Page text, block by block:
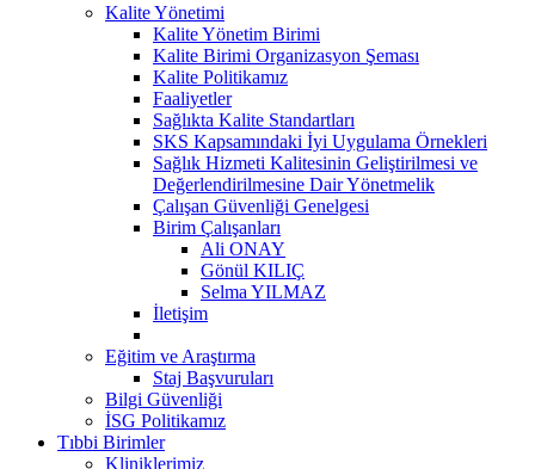
Kalite Yönetimi
Kalite Yönetim Birimi
Kalite Birimi Organizasyon Şeması
Kalite Politikamız
Faaliyetler
Sağlıkta Kalite Standartları
SKS Kapsamındaki İyi Uygulama Örnekleri
Sağlık Hizmeti Kalitesinin Geliştirilmesi ve
Değerlendirilmesine Dair Yönetmelik
Çalışan Güvenliği Genelgesi
Birim Çalışanları
Ali ONAY
Gönül KILIÇ
Selma YILMAZ
İletişim
Eğitim ve Araştırma
Staj Başvuruları
Bilgi Güvenliği
İSG Politikamız
Tıbbi Birimler
Kliniklerimiz